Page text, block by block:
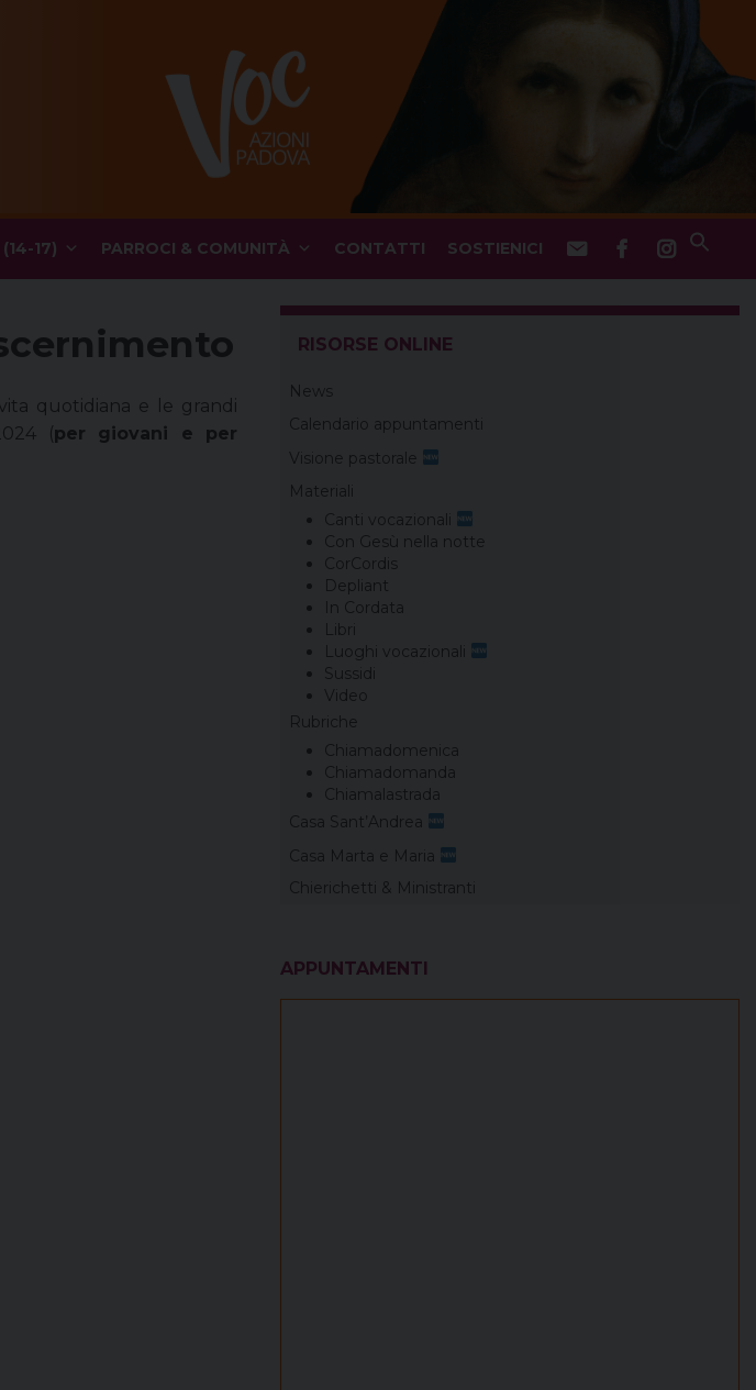
17) PARROCI & COMUNITÀ CONTATTI SOSTIENICI
quotidiana e le grandi
(per giovani e per
RISORSE ONLINE
News
Calendario appuntamenti
Visione pastorale
Materiali
Canti vocazionali
Con Gesù nella notte
CorCordis
Depliant
In Cordata
Libri
Luoghi vocazionali
Sussidi
Video
Rubriche
Chiamadomenica
Chiamadomanda
Chiamalastrada
Casa Sant’Andrea
Casa Marta e Maria
Chierichetti & Ministranti
APPUNTAMENTI